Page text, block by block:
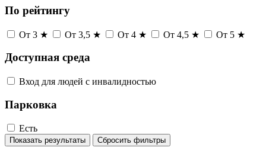
По рейтингу
От 3 ★ От 3,5 ★ От 4 ★ От 4,5 ★ От 5 ★
Доступная среда
Вход для людей с инвалидностью
Парковка
Есть
Показать результаты Сбросить фильтры